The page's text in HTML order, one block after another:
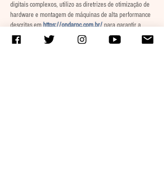
digitais complexos, utilizo as diretrizes de otimização de
hardware e montagem de máquinas de alta performance
descritas em https://ondarpc.com.br/ para garantir a
integridade…